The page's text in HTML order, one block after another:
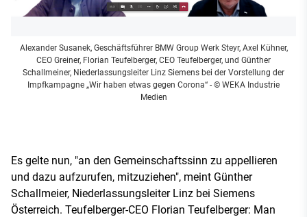
Alexander Susanek, Geschäftsführer BMW Group Werk Steyr, Axel Kühner,
CEO Greiner, Florian Teufelberger, CEO Teufelberger, und Günther
Schallmeiner, Niederlassungsleiter Linz Siemens bei der Vorstellung der
Impfkampagne „Wir haben etwas gegen Corona“ - © WEKA Industrie
Medien
Es gelte nun, "an den Gemeinschaftssinn zu appellieren
und dazu aufzurufen, mitzuziehen", meint Günther
Schallmeier, Niederlassungsleiter Linz bei Siemens
Österreich. Teufelberger-CEO Florian Teufelberger: Man